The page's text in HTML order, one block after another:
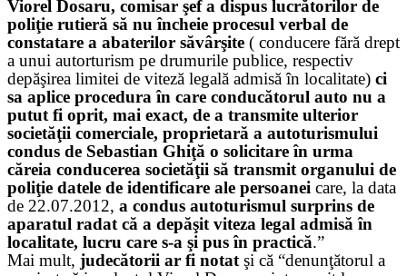
Viorel Dosaru, comisar şef a dispus lucrătorilor de
poliţie rutieră să nu încheie procesul verbal de
constatare a abaterilor săvârşite ( conducere fără drept
a unui autorturism pe drumurile publice, respectiv
depăşirea limitei de viteză legală admisă în localitate) ci
sa aplice procedura în care conducătorul auto nu a
putut fi oprit, mai exact, de a transmite ulterior
societăţii comerciale, proprietară a autoturismului
condus de Sebastian Ghiţă o solicitare în urma
căreia conducerea societăţii să transmit organului de
poliţie datele de identificare ale persoanei care, la data
de 22.07.2012, a condus autoturismul surprins de
aparatul radat că a depăşit viteza legal admisă în
localitate, lucru care s-a şi pus în practică.”
Mai mult, judecătorii ar fi notat şi că “denunţătorul a